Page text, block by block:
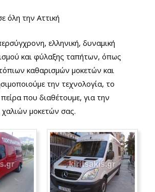
όλη την Αττική
ελληνική, δυναμική
και φύλαξης ταπήτων, όπως
καθαρισμών μοκετών και
την τεχνολογία, το
πείρα που διαθέτουμε, για την
μοκετών σας.